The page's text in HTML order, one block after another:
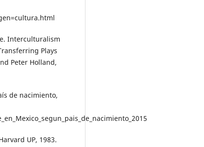
Interculturalism
Plays
Peter Holland,
de nacimiento,
UP, 1983.